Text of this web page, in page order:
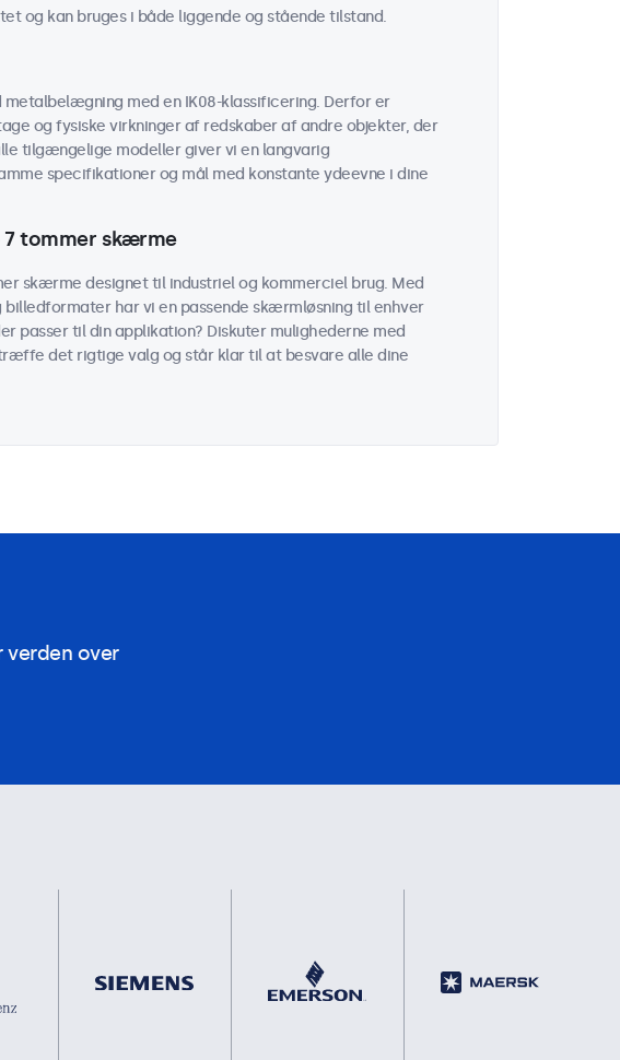
og kan bruges i både liggende og stående tilstand.
med en IK08-klassificering. Derfor er
og fysiske virkninger af redskaber af andre objekter, der
tilgængelige modeller giver vi en langvarig
specifikationer og mål med konstante ydeevne i dine
tommer skærme
skærme designet til industriel og kommerciel brug. Med
har vi en passende skærmløsning til enhver
passer til din applikation? Diskuter mulighederne med
det rigtige valg og står klar til at besvare alle dine
verden over